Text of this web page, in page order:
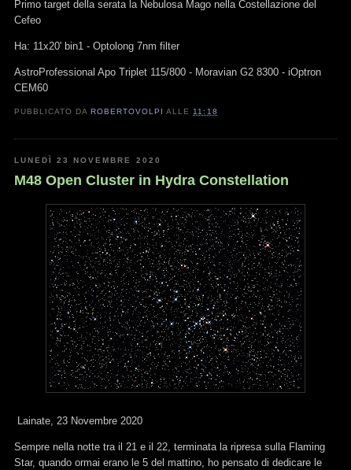
Primo target della serata la Nebulosa Mago nella Costellazione del
Cefeo
Ha: 11x20' bin1 - Optolong 7nm filter
AstroProfessional Apo Triplet 115/800 - Moravian G2 8300 - iOptron
CEM60
PUBBLICATO DAROBERTOVOLPI ALLE 11:18
LUNEDÌ 23 NOVEMBRE 2020
M48 Open Cluster in Hydra Constellation
Lainate, 23 Novembre 2020
Sempre nella notte tra il 21 e il 22, terminata la ripresa sulla Flaming
Star, quando ormai erano le 5 del mattino, ho pensato di dedicare le